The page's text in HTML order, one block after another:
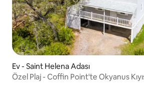
Ev - Saint Helena Adası
Özel Plaj - Coffin Point'te Okyanus